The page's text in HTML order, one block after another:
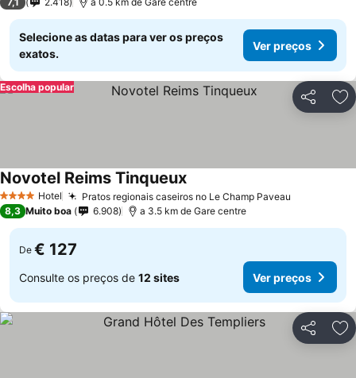
Selecione as datas para ver os preços
exatos.
Ver preços
Partilhar
Escolha popular
4 EstrelasHotel Pratos regionais caseiros no Le Champ Paveau
Novotel Reims Tinqueux
8,3 Muito boa 6.908 a 3.5 km de Gare centre
De € 127
Consulte os preços de 12 sites Ver preços
Partilhar